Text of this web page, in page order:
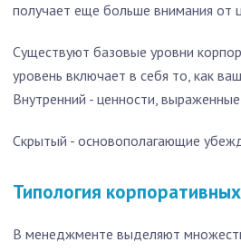
получает еще больше внимания от
Существуют базовые уровни
уровень включает в себя то, как
Внутренний - ценности,
Скрытый - основополагающие
Типология
В менеджменте выделяют